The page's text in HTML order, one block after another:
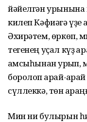
йәйелгән урынына
килеп Кәфиәгә үҙе
Әхирәтем, өркөп,
тегенең уҫал күҙ
ҡамсыһынан
боролоп ҡарай-
сүллеккә, төн
Мин ни булырын